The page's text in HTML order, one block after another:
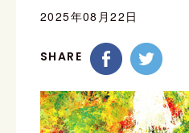
2025年08月22日
SHARE